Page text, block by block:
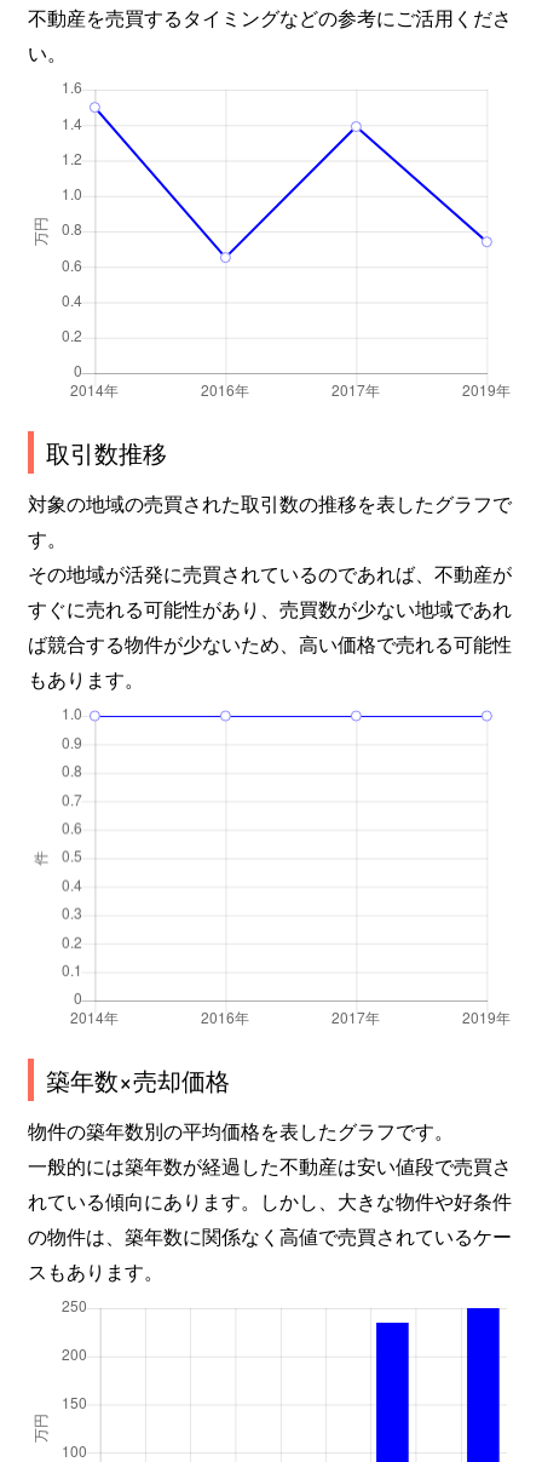
不動産を売買するタイミングなどの参考にご活用くださ
い。
取引数推移
対象の地域の売買された取引数の推移を表したグラフで
す。
その地域が活発に売買されているのであれば、不動産が
すぐに売れる可能性があり、売買数が少ない地域であれ
ば競合する物件が少ないため、高い価格で売れる可能性
もあります。
築年数×売却価格
物件の築年数別の平均価格を表したグラフです。
一般的には築年数が経過した不動産は安い値段で売買さ
れている傾向にあります。しかし、大きな物件や好条件
の物件は、築年数に関係なく高値で売買されているケー
スもあります。